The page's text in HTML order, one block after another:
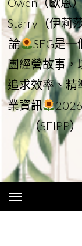
Starry（伊莉
論
SEG是
團經營故事，
追求效率、精
業資訊
（SEIPP